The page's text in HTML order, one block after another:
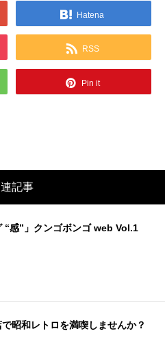
Hatena
RSS
Pin it
記事
“感”」クンゴボンゴ web Vol.1
昭和レトロを満喫しませんか？